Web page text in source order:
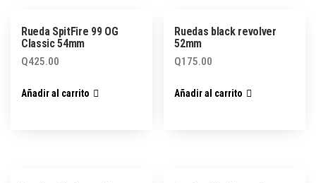
Rueda SpitFire 99 OG
Classic 54mm
Q425.00
Añadir al carrito
Ruedas black revolver
52mm
Q175.00
Añadir al carrito